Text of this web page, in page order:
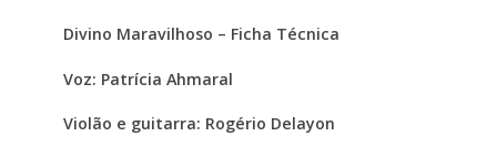
Divino Maravilhoso – Ficha Técnica
Voz: Patrícia Ahmaral
Violão e guitarra: Rogério Delayon